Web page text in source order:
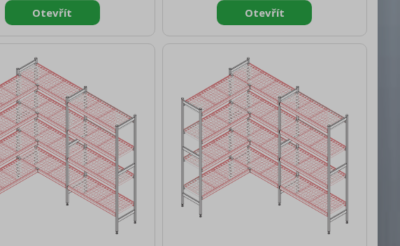
Materiál: ABS plast
Materiál: ABS plast